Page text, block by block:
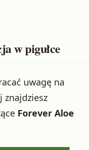
w pigułce
uwagę na
znajdziesz
Forever Aloe